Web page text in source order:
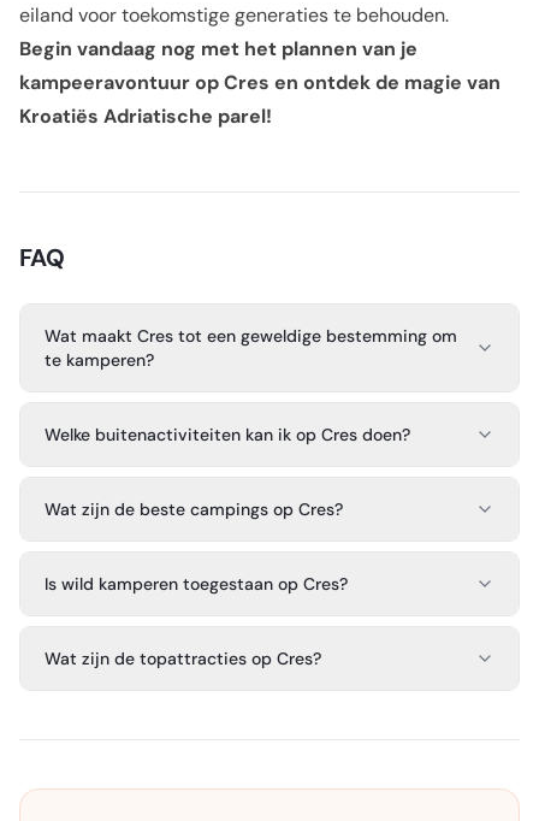
eiland voor toekomstige generaties te behouden.
Begin vandaag nog met het plannen van je
kampeeravontuur op Cres en ontdek de magie van
Kroatiës Adriatische parel!
FAQ
Wat maakt Cres tot een geweldige bestemming om
te kamperen?
Welke buitenactiviteiten kan ik op Cres doen?
Wat zijn de beste campings op Cres?
Is wild kamperen toegestaan op Cres?
Wat zijn de topattracties op Cres?